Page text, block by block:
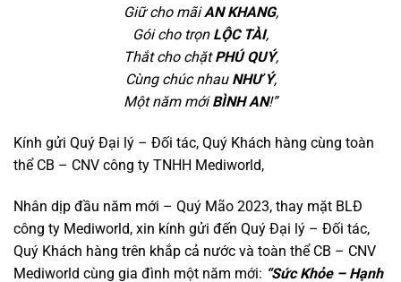
Giữ cho mãiAN KHANG,
Gói cho trọn LỘC TÀI,
Thắt cho chặtPHÚ QUÝ,
Cùng chúc nhau NHƯ Ý,
Một năm mớiBÌNH AN!”
Kính gửi Quý Đại lý – Đối tác, Quý Khách hàng cùng toàn
thể CB – CNV công ty TNHH Mediworld,
Nhân dịp đầu năm mới – Quý Mão 2023, thay mặt BLĐ
công ty Mediworld, xin kính gửi đến Quý Đại lý – Đối tác,
Quý Khách hàng trên khắp cả nước và toàn thể CB – CNV
Mediworld cùng gia đình một năm mới: “Sức Khỏe – Hạnh